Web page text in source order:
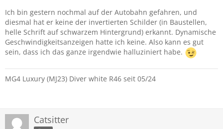
Ich bin gestern nochmal auf der Autobahn gefahren, und
diesmal hat er keine der invertierten Schilder (in Baustellen,
helle Schrift auf schwarzem Hintergrund) erkannt. Dynamische
Geschwindigkeitsanzeigen hatte ich keine. Also kann es gut
sein, dass ich das ganze irgendwie halluziniert habe.
MG4 Luxury (MJ23) Diver white R46 seit 05/24
Catsitter